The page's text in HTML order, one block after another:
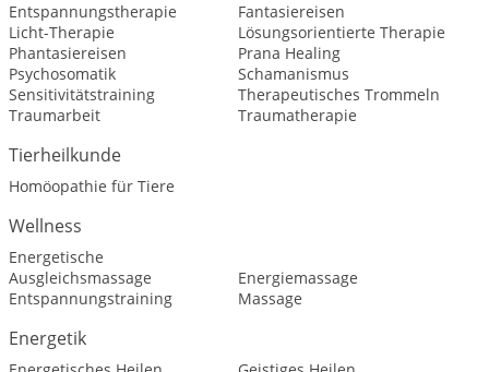
Entspannungstherapie
Fantasiereisen
Licht-Therapie
Lösungsorientierte Therapie
Phantasiereisen
Prana Healing
Psychosomatik
Schamanismus
Sensitivitätstraining
Therapeutisches Trommeln
Traumarbeit
Traumatherapie
Tierheilkunde
Homöopathie für Tiere
Wellness
Energetische
Ausgleichsmassage
Energiemassage
Entspannungstraining
Massage
Energetik